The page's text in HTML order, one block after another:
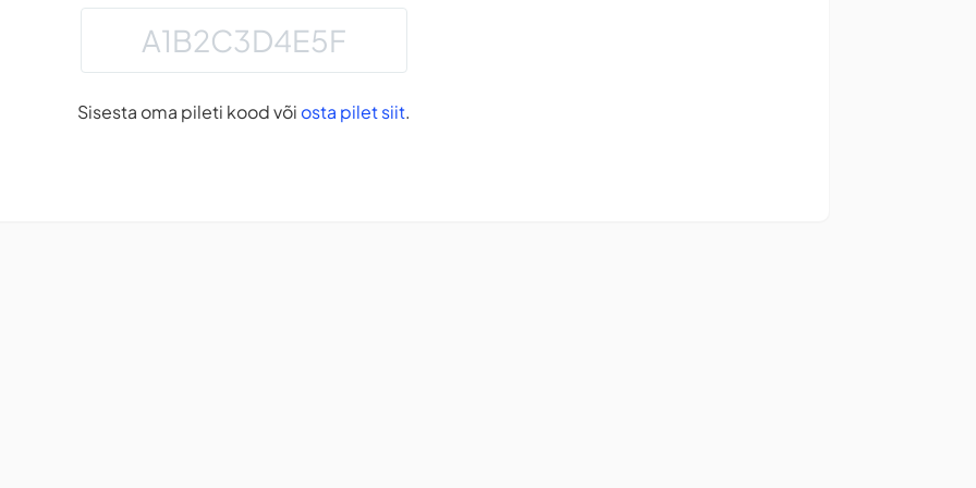
Sisesta oma pileti kood või osta pilet siit.